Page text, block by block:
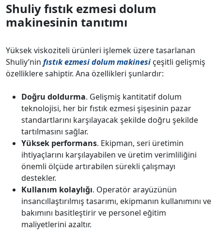
Shuliy fıstık ezmesi dolum
makinesinin tanıtımı
Yüksek viskoziteli ürünleri işlemek üzere tasarlanan
Shuliy’nin fıstık ezmesi dolum makinesi çeşitli gelişmiş
özelliklere sahiptir. Ana özellikleri şunlardır:
Doğru doldurma. Gelişmiş kantitatif dolum
teknolojisi, her bir fıstık ezmesi şişesinin pazar
standartlarını karşılayacak şekilde doğru şekilde
tartılmasını sağlar.
Yüksek performans. Ekipman, seri üretimin
ihtiyaçlarını karşılayabilen ve üretim verimliliğini
önemli ölçüde artırabilen sürekli çalışmayı
destekler.
Kullanım kolaylığı. Operatör arayüzünün
insancıllaştırılmış tasarımı, ekipmanın kullanımını ve
bakımını basitleştirir ve personel eğitim
maliyetlerini azaltır.